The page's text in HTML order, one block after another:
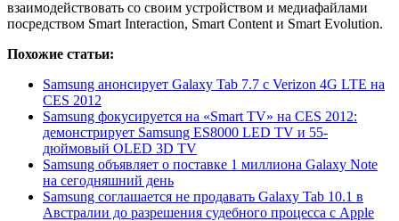
взаимодействовать со своим устройством и медиафайлами
посредством Smart Interaction, Smart Content и Smart Evolution.
Похожие статьи:
Samsung анонсирует Galaxy Tab 7.7 с Verizon 4G LTE на
CES 2012
Samsung фокусируется на «Smart TV» на CES 2012:
демонстрирует Samsung ES8000 LED TV и 55-
дюймовый OLED 3D TV
Samsung объявляет о поставке 1 миллиона Galaxy Note
на сегодняшний день
Samsung соглашается не продавать Galaxy Tab 10.1 в
Австралии до разрешения судебного процесса с Apple